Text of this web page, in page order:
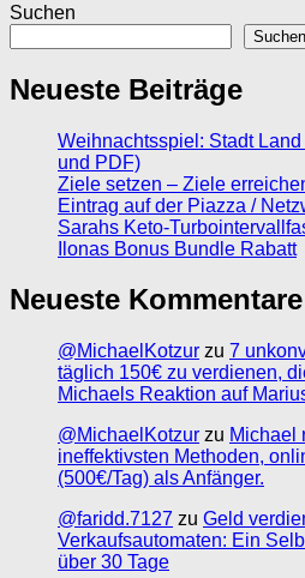
Suchen
Suchen
Neueste Beiträge
Weihnachtsspiel: Stadt
und PDF)
Ziele setzen – Ziele
Eintrag auf der Piazza /
Sarahs Keto-
Ilonas Bonus Bundle Rabatt
Neueste Kommentare
@MichaelKotzur zu 7
täglich 150€ zu verdienen,
Michaels Reaktion auf
@MichaelKotzur zu Michael
ineffektivsten Methoden,
(500€/Tag) als Anfänger.
@faridd.7127 zu Geld
Verkaufsautomaten: Ein
über 30 Tage